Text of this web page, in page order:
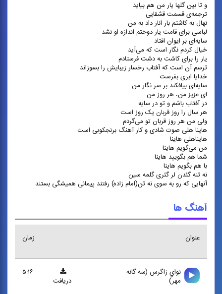
و تا بین گلها یار من هم بیاید
ترجمه‌ی قسمت قشقایی
نهال به کاشتم بار انار داد به من
لباسی برای قامت یار دوختم اندازه او نشد
سایه‌ای بر ایوان افتاد
خیال کردم نگار است که می‌آید
یار را برای کاشت به دشت فرستادم
ترسم آن است که آفتاب رخسار زیبایش را بسوزاند
خدایا ابری بفرست
سایه‌ای بیافکند بر سر نگار من
ای عزیز من، هر روز من
در آفتاب باشم و تو در سایه
هر سال را روز قربان یک روز است
ولی من هر روز قربان تو می‌گردم
هاینا هلی صوت شادی و کار آهنگ برنجکوبی است
هایناهلی هاینا
من می‌گویم هاینا
شما هم بگویید هاینا
با هم بگویم هاینا
نه تنه گئدن لر گئری گلمه سین
آنهایی که رو به سوی نه تن(امام زاده) رفتند پیمانی همیشگی بستند
آهنگ ها
عنوان زمان
نواي زاگرس (سه گانه
مهر)
۵:۱۶
دریافت